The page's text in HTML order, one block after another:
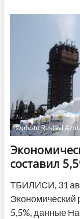
визит
Германию
©photo Rustavi
составил
ТБИЛИСИ, 31
Экономический
5,5%, данные